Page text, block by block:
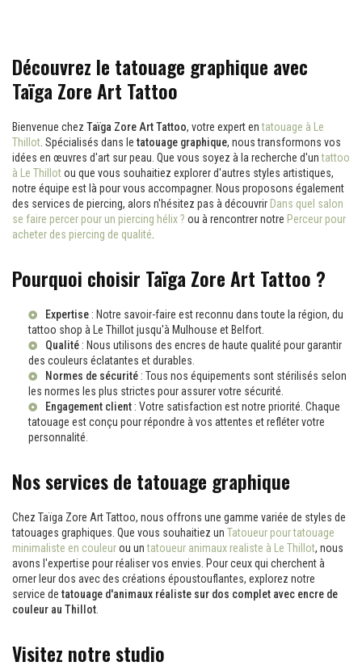
Découvrez le tatouage graphique avec
Taïga Zore Art Tattoo
Bienvenue chez Taïga Zore Art Tattoo, votre expert entatouage à Le
Thillot . Spécialisés dans le tatouage graphique, nous transformons vos
idées en œuvres d'art sur peau. Que vous soyez à la recherche d'untattoo
à Le Thillotou que vous souhaitiez explorer d'autres styles artistiques,
notre équipe est là pour vous accompagner. Nous proposons également
des services de piercing, alors n'hésitez pas à découvrir Dans quel salon
se faire percer pour un piercing hélix ? ou à rencontrer notre Perceur pour
acheter des piercing de qualité
Pourquoi choisir Taïga Zore Art Tattoo ?
Expertise : Notre savoir-faire est reconnu dans toute la région, du
tattoo shop à Le Thillotjusqu'à Mulhouse et Belfort.
Qualité : Nous utilisons des encres de haute qualité pour garantir
des couleurs éclatantes et durables.
Normes de sécurité : Tous nos équipements sont stérilisés selon
les normes les plus strictes pour assurer votre sécurité.
Engagement client : Votre satisfaction est notre priorité. Chaque
tatouage est conçu pour répondre à vos attentes et refléter votre
personnalité.
Nos services de tatouage graphique
Chez Taïga Zore Art Tattoo, nous offrons une gamme variée de styles de
tatouages graphiques. Que vous souhaitiez un Tatoueur pour tatouage
minimaliste en couleurou untatoueur animaux realiste à Le Thillot, nous
avons l'expertise pour réaliser vos envies. Pour ceux qui cherchent à
orner leur dos avec des créations époustouflantes, explorez notre
service de tatouage d'animaux réaliste sur dos complet avec encre de
couleur au Thillot
Visitez notre studio